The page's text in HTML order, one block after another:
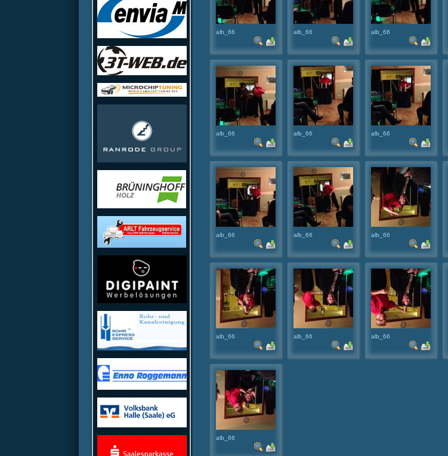
alb_66 alb_66 alb_66
alb_66 alb_66 alb_66
alb_66 alb_66 alb_66
alb_66 alb_66 alb_66
alb_66